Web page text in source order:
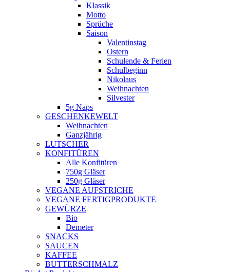
Klassik
Motto
Sprüche
Saison
Valentinstag
Ostern
Schulende & Ferien
Schulbeginn
Nikolaus
Weihnachten
Silvester
5g Naps
GESCHENKEWELT
Weihnachten
Ganzjährig
LUTSCHER
KONFITÜREN
Alle Konfitüren
750g Gläser
250g Gläser
VEGANE AUFSTRICHE
VEGANE FERTIGPRODUKTE
GEWÜRZE
Bio
Demeter
SNACKS
SAUCEN
KAFFEE
BUTTERSCHMALZ